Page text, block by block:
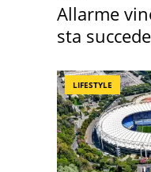
Allarme
sta
LIFESTYLE